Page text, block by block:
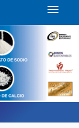
Toggle